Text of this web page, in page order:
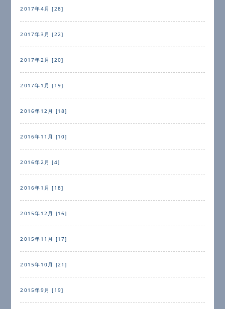
2017年4月 [28]
2017年3月 [22]
2017年2月 [20]
2017年1月 [19]
2016年12月 [18]
2016年11月 [10]
2016年2月 [4]
2016年1月 [18]
2015年12月 [16]
2015年11月 [17]
2015年10月 [21]
2015年9月 [19]